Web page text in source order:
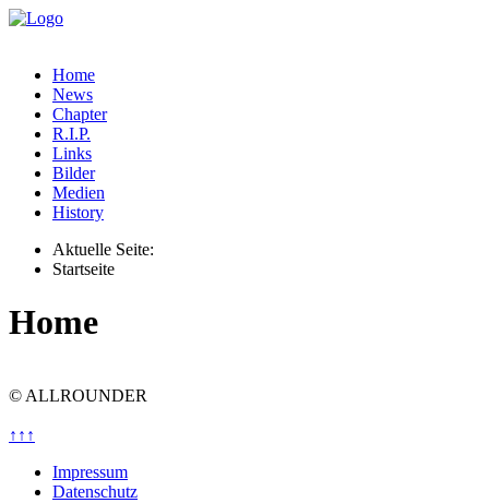
Home
News
Chapter
R.I.P.
Links
Bilder
Medien
History
Aktuelle Seite:
Startseite
Home
© ALLROUNDER
↑↑↑
Impressum
Datenschutz